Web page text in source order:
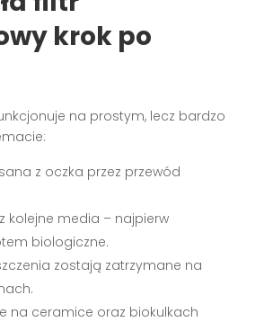
krok po
na prostym, lecz bardzo
z oczka przez przewód
kolejne media – najpierw
biologiczne.
zostają zatrzymane na
na ceramice oraz biokulkach